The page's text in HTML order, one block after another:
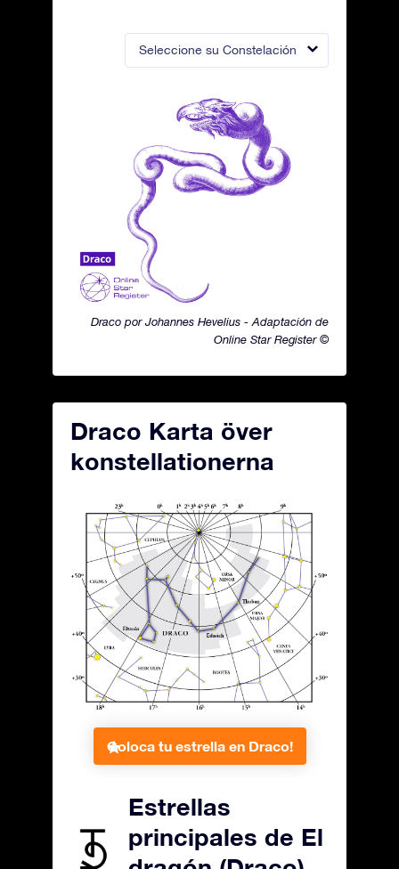
Seleccione su Constelación
Draco por Johannes Hevelius - Adaptación de
Online Star Register ©
Draco Karta över
konstellationerna
Coloca tu estrella en Draco!
Estrellas
principales de El